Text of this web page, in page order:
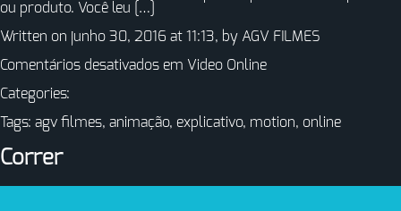
ou produto. Você leu […]
Written on junho 30, 2016 at 11:13, by AGV FILMES
Comentários desativados em Video Online
Categories:
Tags: agv filmes, animação, explicativo, motion, online
Correr